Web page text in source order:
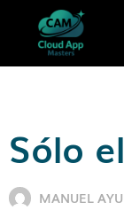
Sólo
MANUEL